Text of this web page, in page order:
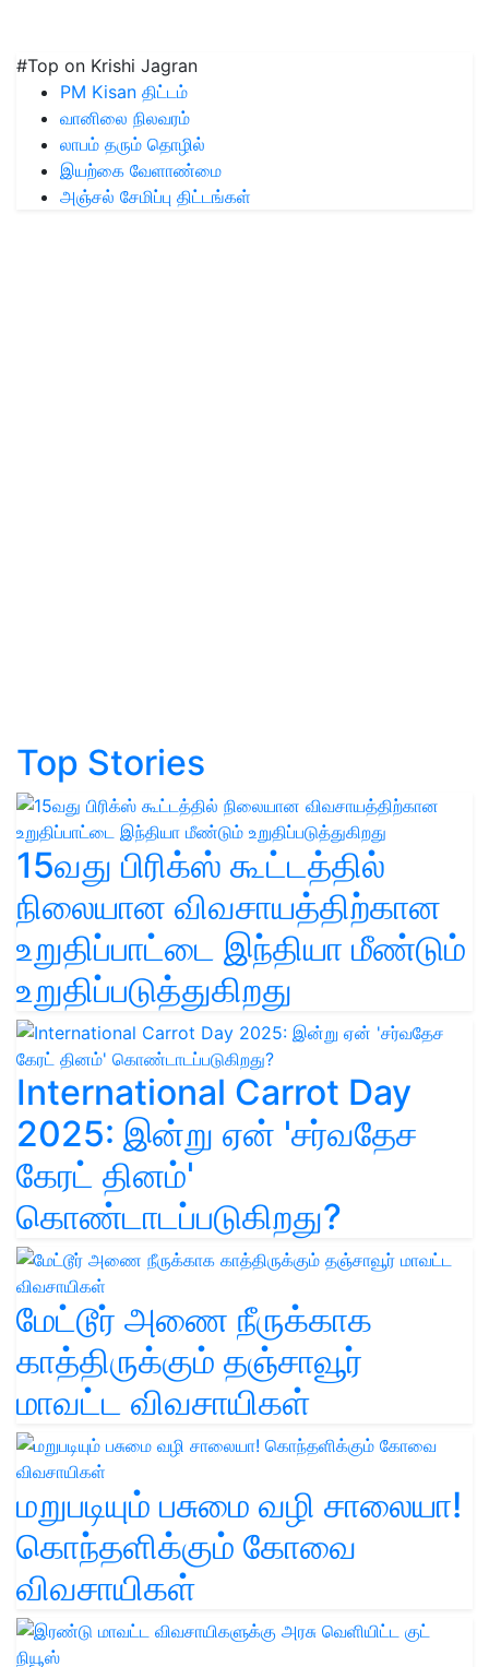
#Top on Krishi Jagran
PM Kisan திட்டம்
வானிலை நிலவரம்
லாபம் தரும் தொழில்
இயற்கை வேளாண்மை
அஞ்சல் சேமிப்பு திட்டங்கள்
Top Stories
15வது பிரிக்ஸ் கூட்டத்தில்
நிலையான விவசாயத்திற்கான
உறுதிப்பாட்டை இந்தியா மீண்டும்
உறுதிப்படுத்துகிறது
International Carrot Day
2025: இன்று ஏன் 'சர்வதேச
கேரட் தினம்'
கொண்டாடப்படுகிறது?
மேட்டூர் அணை நீருக்காக
காத்திருக்கும் தஞ்சாவூர்
மாவட்ட விவசாயிகள்
மறுபடியும் பசுமை வழி சாலையா!
கொந்தளிக்கும் கோவை
விவசாயிகள்